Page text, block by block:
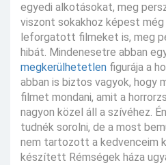
egyedi alkotásokat, meg
viszont sokakhoz képest még
leforgatott filmeket is, meg
hibát. Mindenesetre abban
megkerülhetetlen figurája a
abban is biztos vagyok, hogy
filmet mondani, amit a
nagyon közel áll a szívéhez.
tudnék sorolni, de a most
nem tartozott a kedvenceim
készített Rémségek háza